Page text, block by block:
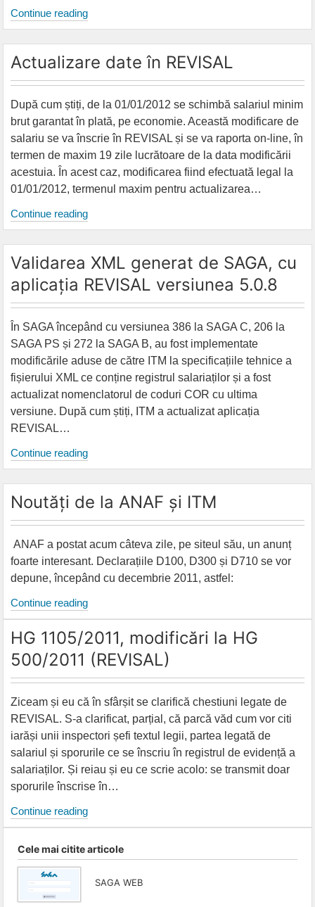
Continue readingREVISAL.
Corecții
date.
Actualizare date în REVISAL
După cum știți, de la 01/01/2012 se schimbă salariul minim
brut garantat în plată, pe economie. Această modificare de
salariu se va înscrie în REVISAL și se va raporta on-line, în
termen de maxim 19 zile lucrătoare de la data modificării
acestuia. În acest caz, modificarea fiind efectuată legal la
01/01/2012, termenul maxim pentru actualizarea…
Continue readingActualizare
date
în
REVISAL
Validarea XML generat de SAGA, cu
aplicația REVISAL versiunea 5.0.8
În SAGA începând cu versiunea 386 la SAGA C, 206 la
SAGA PS și 272 la SAGA B, au fost implementate
modificările aduse de către ITM la specificațiile tehnice a
fișierului XML ce conține registrul salariaților și a fost
actualizat nomenclatorul de coduri COR cu ultima
versiune. După cum știți, ITM a actualizat aplicația
REVISAL…
Continue readingValidarea
XML
generat
de
SAGA,
cu
aplicația
REVISAL
5.0.8
Noutăți de la ANAF și ITM
ANAF a postat acum câteva zile, pe siteul său, un anunț
foarte interesant. Declarațiile D100, D300 și D710 se vor
depune, începând cu decembrie 2011, astfel:
Continue readingNoutăți
de
la
ANAF
HG 1105/2011, modificări la HG
500/2011 (REVISAL)
Ziceam și eu că în sfârșit se clarifică chestiuni legate de
REVISAL. S-a clarificat, parțial, că parcă văd cum vor citi
iarăși unii inspectori șefi textul legii, partea legată de
salariul și sporurile ce se înscriu în registrul de evidență a
salariaților. Și reiau și eu ce scrie acolo: se transmit doar
sporurile înscrise în…
Continue readingHG
1105/2011,
modificări
la
HG
Cele mai citite articole
SAGA WEB